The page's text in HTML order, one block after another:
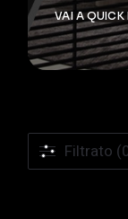
VAI A QUICK
Filtrato